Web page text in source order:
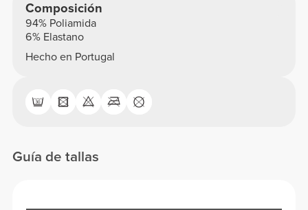
Composición
94% Poliamida
6% Elastano
Hecho en Portugal
Guía de tallas